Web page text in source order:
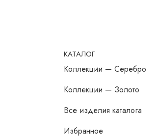
КАТАЛОГ
Коллекции — Серебро
Коллекции — Золото
Все изделия каталога
Избранное